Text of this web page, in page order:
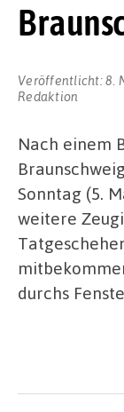
Veröffentlicht:8.
Redaktion
Nach einem
Sonntag (5.
weitere
durchs